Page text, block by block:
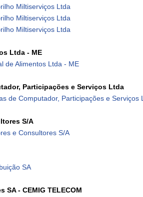
Miltiserviços Ltda
Miltiserviços Ltda
Miltiserviços Ltda
Ltda - ME
de Alimentos Ltda - ME
Participações e Serviços Ltda
de Computador, Participações e Serviços
S/A
e Consultores S/A
SA
SA - CEMIG TELECOM